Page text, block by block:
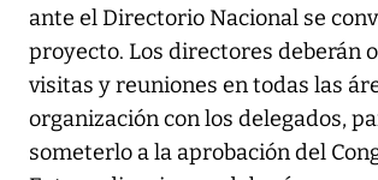
ante el Directorio Nacional se
proyecto. Los directores deberán
visitas y reuniones en todas las
organización con los delegados,
someterlo a la aprobación del